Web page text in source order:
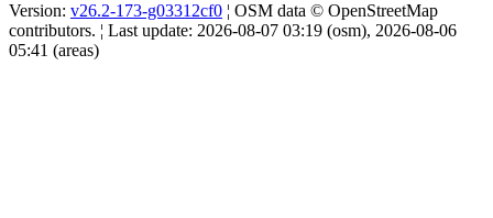
Version: v26.2-173-g03312cf0 ¦ OSM data © OpenStreetMap
contributors. ¦ Last update: 2026-08-07 03:19 (osm), 2026-08-06
05:41 (areas)